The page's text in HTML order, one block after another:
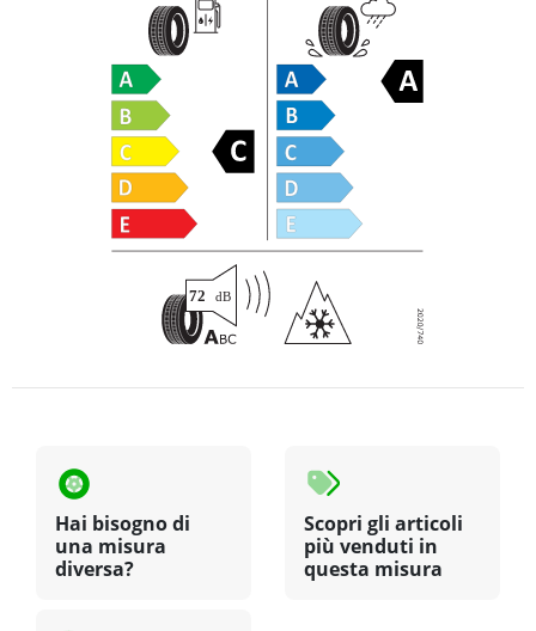
Hai bisogno di
una misura
diversa?
Scopri gli articoli
più venduti in
questa misura